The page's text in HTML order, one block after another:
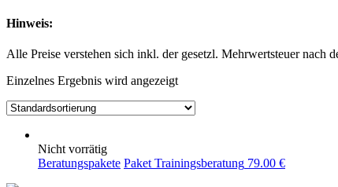
Hinweis:
Alle Preise verstehen sich inkl. der gesetzl. Mehrwertsteuer nach
Einzelnes Ergebnis wird angezeigt
Nicht vorrätig
Beratungspakete Paket Trainingsberatung 79.00 €